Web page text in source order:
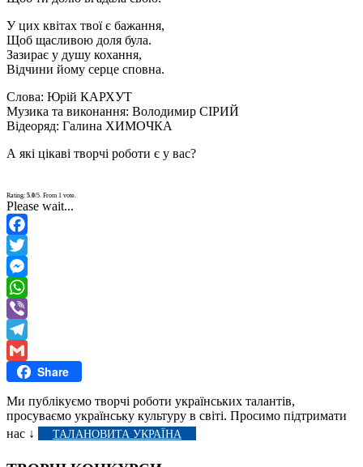
У цих квітах твої є бажання,
Щоб щасливою доля була.
Зазирає у душу кохання,
Відчини йому серце сповна.
Слова: Юрій КАРХУТ
Музика та виконання: Володимир СІРИЙ
Відеоряд: Галина ХИМОЧКА
А які цікаві творчі роботи є у вас?
Rating: 5.0/5. From 1 vote.
Please wait...
Facebook
Twitter
Messenger
WhatsApp
Viber
Telegram
GmailShare
Ми публікуємо творчі роботи українських талантів,
просуваємо українську культуру в світі. Просимо підтримати
нас ↓
ТАЛАНОВИТА УКРАЇНА